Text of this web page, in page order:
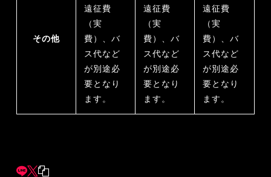
その他
遠征費
（実
費）、バ
ス代など
が別途必
要となり
ます。
遠征費
（実
費）、バ
ス代など
が別途必
要となり
ます。
遠征費
（実
費）、バ
ス代など
が別途必
要となり
ます。